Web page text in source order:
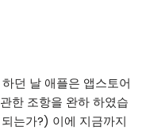
던 날 애플은 앱스토어
한 조항을 완하 하였습
는가?) 이에 지금까지